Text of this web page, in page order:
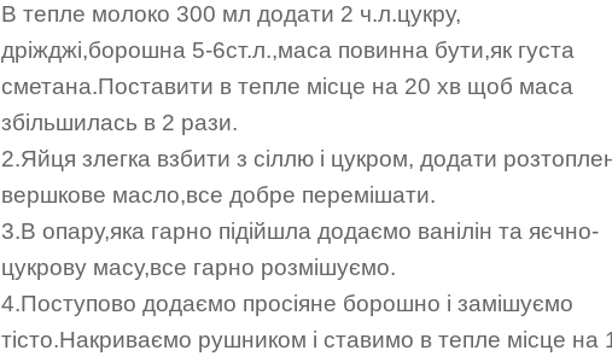
В тепле молоко 300 мл додати 2 ч.л.цукру,
дріжджі,борошна 5-6ст.л.,маса повинна бути,як густа
сметана.Поставити в тепле місце на 20 хв щоб маса
збільшилась в 2 рази.
2.Яйця злегка взбити з сіллю і цукром, додати
вершкове масло,все добре перемішати.
3.В опару,яка гарно підійшла додаємо ванілін та яєчно-
цукрову масу,все гарно розмішуємо.
4.Поступово додаємо просіяне борошно і замішуємо
тісто.Накриваємо рушником і ставимо в тепле місце на